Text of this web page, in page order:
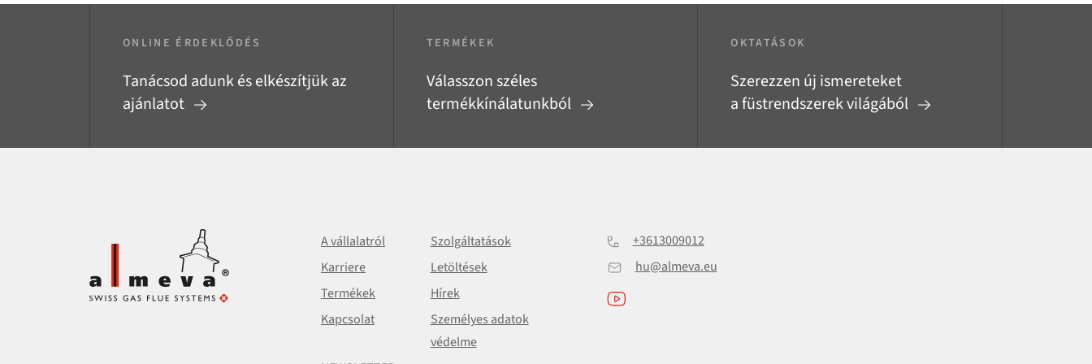
ONLINE ÉRDEKLŐDÉS
Tanácsod adunk és elkészítjük az
ajánlatot
TERMÉKEK
Válasszon széles
termékkínálatunkból
OKTATÁSOK
Szerezzen új ismereteket
a füstrendszerek világából
A vállalatról
Szolgáltatások
Karriere
Letöltések
Termékek
Hírek
Kapcsolat
Személyes adatok
védelme
+3613009012
hu@almeva.eu